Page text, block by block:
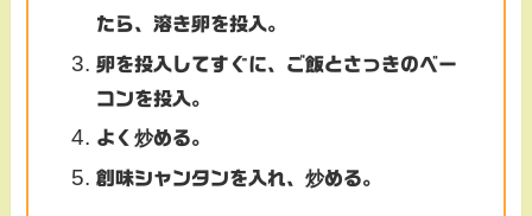
たら、溶き卵を投入。
卵を投入してすぐに、ご飯とさっきのベー
コンを投入。
よく炒める。
創味シャンタンを入れ、炒める。